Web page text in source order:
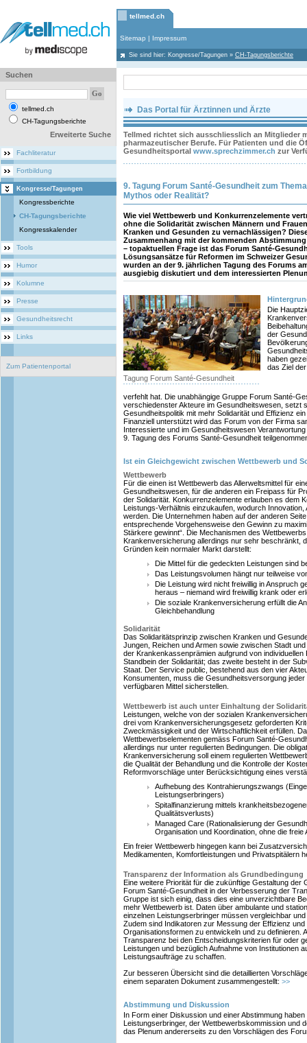
tellmed.ch
Sitemap | Impressum
Sie sind hier: Kongresse/Tagungen » CH-Tagungsberichte
Suchen
tellmed.ch
CH-Tagungsberichte
Erweiterte Suche
Fachliteratur
Fortbildung
Kongresse/Tagungen
Kongressberichte
CH-Tagungsberichte
Kongresskalender
Tools
Humor
Kolumne
Presse
Gesundheitsrecht
Links
Zum Patientenportal
Das Portal für Ärztinnen und Ärzte
Tellmed richtet sich ausschliesslich an Mitglieder
pharmazeutischer Berufe. Für Patienten und die
Gesundheitsportal www.sprechzimmer.ch zur
9. Tagung Forum Santé-Gesundheit zum
Mythos oder Realität?
Wie viel Wettbewerb und Konkurrenzelemente
ohne die Solidarität zwischen Männern und
Kranken und Gesunden zu vernachlässigen?
Zusammenhang mit der kommenden
– topaktuellen Frage ist das Forum Santé-
Lösungsansätze für Reformen im Schweizer
wurden an der 9. jährlichen Tagung des Forums
ausgiebig diskutiert und dem interessierten
Tagung Forum Santé-Gesundheit
Die
der
haben
das Ziel
verfehlt hat. Die unabhängige Gruppe Forum Santé-
verschiedenster Akteure im Gesundheitswesen, setzt
Gesundheitspolitik mit mehr Solidarität und Effizienz ein
Finanziell unterstützt wird das Forum von der Firma
Interessierte und im Gesundheitswesen
9. Tagung des Forums Santé-Gesundheit
Ist ein Gleichgewicht zwischen Wettbewerb und
Wettbewerb
Für die einen ist Wettbewerb das Allerweltsmittel für
Gesundheitswesen, für die anderen ein Freipass für
der Solidarität. Konkurrenzelemente erlauben es dem
Leistungs-Verhältnis einzukaufen, wodurch Innovation,
werden. Die Unternehmen haben auf der anderen
entsprechende Vorgehensweise den Gewinn zu
Stärkere gewinnt“. Die Mechanismen des
Krankenversicherung allerdings nur sehr beschränkt,
Gründen kein normaler Markt darstellt:
Die Mittel für die gedeckten Leistungen sind
Das Leistungsvolumen hängt nur teilweise
Die Leistung wird nicht freiwillig in Anspruch
heraus – niemand wird freiwillig krank oder
Die soziale Krankenversicherung erfüllt die
Gleichbehandlung
Solidarität
Das Solidaritätsprinzip zwischen Kranken und
Jungen, Reichen und Armen sowie zwischen Stadt
der Krankenkassenprämien aufgrund von individuellen
Standbein der Solidarität; das zweite besteht in der
Staat. Der Service public, bestehend aus den vier
Konsumenten, muss die Gesundheitsversorgung
verfügbaren Mittel sicherstellen.
Wettbewerb ist auch unter Einhaltung der
Leistungen, welche von der sozialen
drei vom Krankenversicherungsgesetz geforderten
Zweckmässigkeit und der Wirtschaftlichkeit erfüllen.
Wettbewerbselementen gemäss Forum Santé-
allerdings nur unter regulierten Bedingungen. Die
Krankenversicherung soll einem regulierten
die Qualität der Behandlung und die Kontrolle der
Reformvorschläge unter Berücksichtigung eines
Aufhebung des Kontrahierungszwangs
Leistungserbringers)
Spitalfinanzierung mittels
Qualitätsverlusts)
Managed Care (Rationalisierung der
Organisation und Koordination, ohne die
Ein freier Wettbewerb hingegen kann bei
Medikamenten, Komfortleistungen und Privatspitälern
Transparenz der Information als Grundbedingung
Eine weitere Priorität für die zukünftige Gestaltung der
Forum Santé-Gesundheit in der Verbesserung der
Gruppe ist sich einig, dass dies eine unverzichtbare
mehr Wettbewerb ist. Daten über ambulante und
einzelnen Leistungserbringer müssen vergleichbar
Zudem sind Indikatoren zur Messung der Effizienz
Organisationsformen zu entwickeln und zu definieren.
Transparenz bei den Entscheidungskriterien für oder
Leistungen und bezüglich Aufnahme von Institutionen
Leistungsaufträge zu schaffen.
Zur besseren Übersicht sind die detaillierten
einem separaten Dokument zusammengestellt: >>
Abstimmung und Diskussion
In Form einer Diskussion und einer Abstimmung
Leistungserbringer, der Wettbewerbskommission und
das Plenum andererseits zu den Vorschlägen des